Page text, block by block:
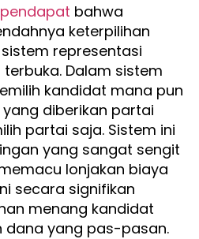
bahwa
keterpilihan
representasi
Dalam sistem
kandidat mana pun
diberikan partai
partai saja. Sistem ini
yang sangat sengit
lonjakan biaya
secara signifikan
menang kandidat
dana yang pas-pasan.